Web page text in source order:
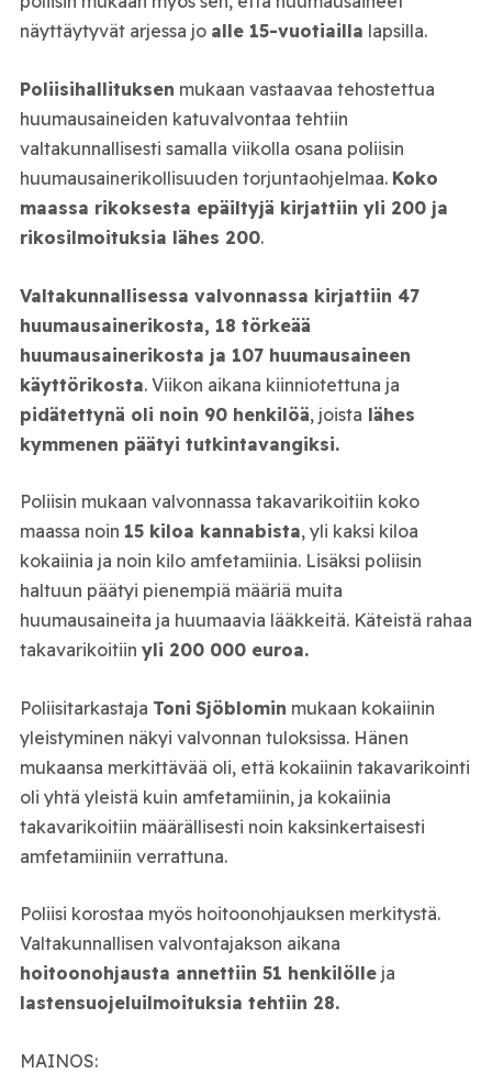
näyttäytyvät arjessa jo alle 15-vuotiailla lapsilla.
Poliisihallituksen mukaan vastaavaa tehostettua
huumausaineiden katuvalvontaa tehtiin
valtakunnallisesti samalla viikolla osana poliisin
huumausainerikollisuuden torjuntaohjelmaa. Koko
maassa rikoksesta epäiltyjä kirjattiin yli 200 ja
rikosilmoituksia lähes 200.
Valtakunnallisessa valvonnassa kirjattiin 47
huumausainerikosta, 18 törkeää
huumausainerikosta ja 107 huumausaineen
käyttörikosta. Viikon aikana kiinniotettuna ja
pidätettynä oli noin 90 henkilöä, joista lähes
kymmenen päätyi tutkintavangiksi.
Poliisin mukaan valvonnassa takavarikoitiin koko
maassa noin 15 kiloa kannabista, yli kaksi kiloa
kokaiinia ja noin kilo amfetamiinia. Lisäksi poliisin
haltuun päätyi pienempiä määriä muita
huumausaineita ja huumaavia lääkkeitä. Käteistä rahaa
takavarikoitiin yli 200 000 euroa.
Poliisitarkastaja Toni Sjöblomin mukaan kokaiinin
yleistyminen näkyi valvonnan tuloksissa. Hänen
mukaansa merkittävää oli, että kokaiinin takavarikointi
oli yhtä yleistä kuin amfetamiinin, ja kokaiinia
takavarikoitiin määrällisesti noin kaksinkertaisesti
amfetamiiniin verrattuna.
Poliisi korostaa myös hoitoonohjauksen merkitystä.
Valtakunnallisen valvontajakson aikana
hoitoonohjausta annettiin 51 henkilölleja
lastensuojeluilmoituksia tehtiin 28.
MAINOS: